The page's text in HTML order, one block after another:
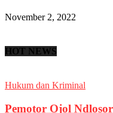
November 2, 2022
HOT NEWS
Hukum dan Kriminal
Pemotor Ojol